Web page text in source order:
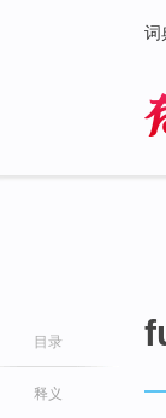
词
目录
释义